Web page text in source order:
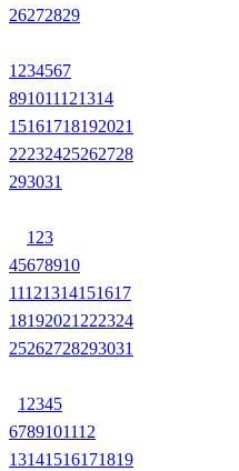
26272829
1 234567
891011121314
15161718192021
22232425262728
293031
1 23
45678910
11121314151617
18192021 222324
25262728293031
1 2345
6789101112
13141516171819